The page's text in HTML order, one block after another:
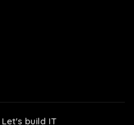
Let's build IT